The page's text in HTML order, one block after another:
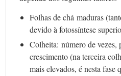
Folhas de chá maduras
devido à fotossíntese
Colheita: número de vezes,
crescimento (na terceira
mais elevados, é nesta fase